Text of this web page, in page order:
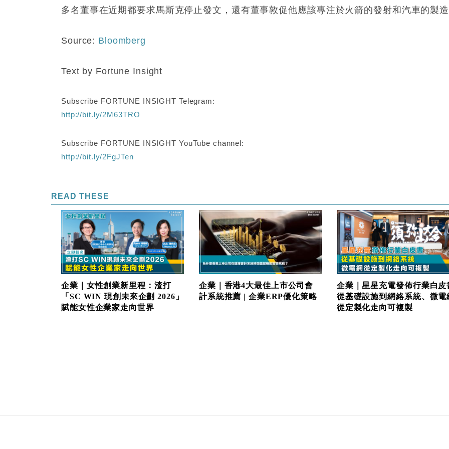
多名董事在近期都要求馬斯克停止發文，還有董事敦促他應該專注於火箭的發射和汽車的製
Source: Bloomberg
Text by Fortune Insight
Subscribe FORTUNE INSIGHT Telegram:
http://bit.ly/2M63TRO
Subscribe FORTUNE INSIGHT YouTube channel:
http://bit.ly/2FgJTen
READ THESE
企業｜女性創業新里程：渣打
「SC WIN 現創未來企劃 2026」
賦能女性企業家走向世界
企業｜香港4大最佳上市公司會
計系統推薦 | 企業ERP優化策略
企業｜星星充電發佈行業白皮
從基礎設施到網絡系統、微電
從定製化走向可複製